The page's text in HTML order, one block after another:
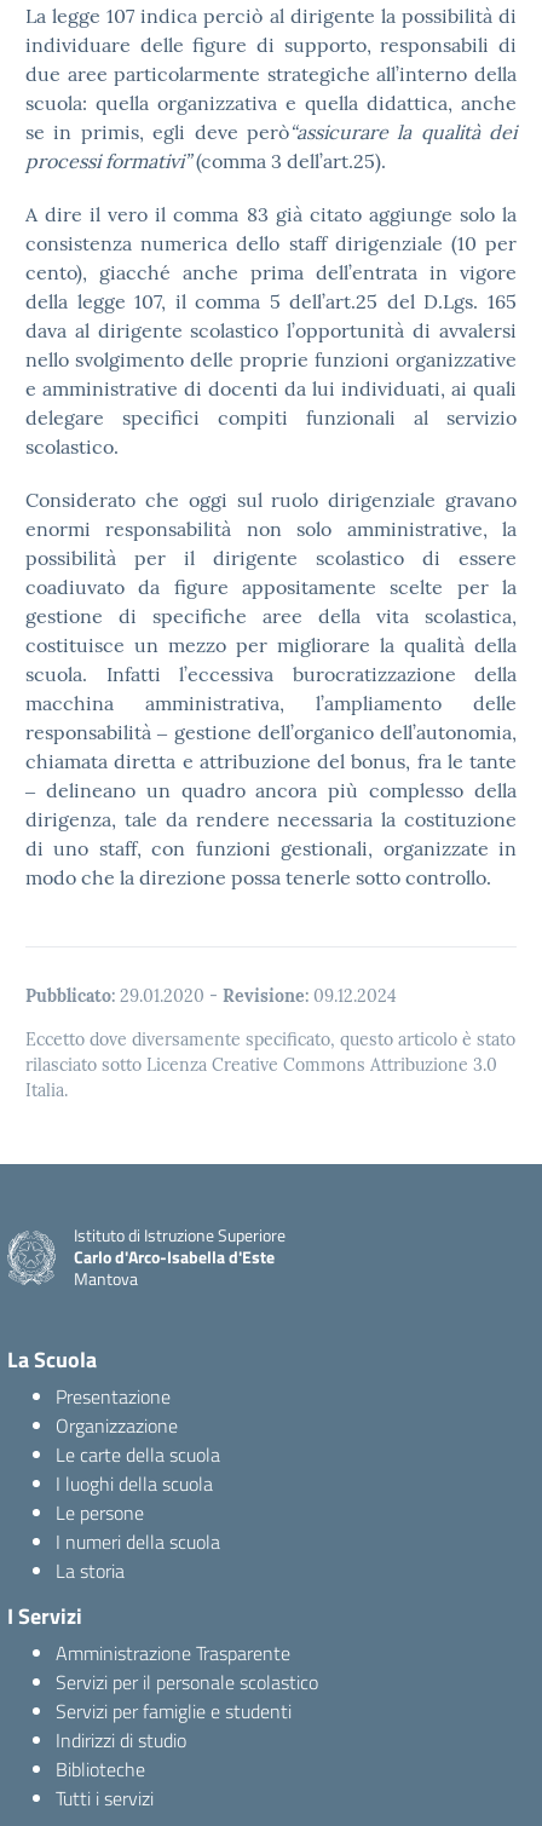
La legge 107 indica perciò al dirigente la possibilità di
individuare delle figure di supporto, responsabili di
due aree particolarmente strategiche all’interno della
scuola: quella organizzativa e quella didattica, anche
se in primis, egli deve però“assicurare la qualità dei
processi formativi”(comma 3 dell’art.25).
A dire il vero il comma 83 già citato aggiunge solo la
consistenza numerica dello staff dirigenziale (10 per
cento), giacché anche prima dell’entrata in vigore
della legge 107, il comma 5 dell’art.25 del D.Lgs. 165
dava al dirigente scolastico l’opportunità di avvalersi
nello svolgimento delle proprie funzioni organizzative
e amministrative di docenti da lui individuati, ai quali
delegare specifici compiti funzionali al servizio
scolastico.
Considerato che oggi sul ruolo dirigenziale gravano
enormi responsabilità non solo amministrative, la
possibilità per il dirigente scolastico di essere
coadiuvato da figure appositamente scelte per la
gestione di specifiche aree della vita scolastica,
costituisce un mezzo per migliorare la qualità della
scuola. Infatti l’eccessiva burocratizzazione della
macchina amministrativa, l’ampliamento delle
responsabilità ‒ gestione dell’organico dell’autonomia,
chiamata diretta e attribuzione del bonus, fra le tante
‒ delineano un quadro ancora più complesso della
dirigenza, tale da rendere necessaria la costituzione
di uno staff, con funzioni gestionali, organizzate in
modo che la direzione possa tenerle sotto controllo.
Pubblicato: 29.01.2020 - Revisione: 09.12.2024
Eccetto dove diversamente specificato, questo articolo è stato
rilasciato sotto Licenza Creative Commons Attribuzione 3.0
Italia.
Istituto di Istruzione Superiore
Carlo d'Arco-Isabella d'Este
Mantova
La Scuola
Presentazione
Organizzazione
Le carte della scuola
I luoghi della scuola
Le persone
I numeri della scuola
La storia
I Servizi
Amministrazione Trasparente
Servizi per il personale scolastico
Servizi per famiglie e studenti
Indirizzi di studio
Biblioteche
Tutti i servizi